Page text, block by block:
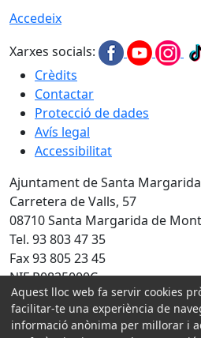
Accedeix
Xarxes socials:
Crèdits
Contactar
Protecció de dades
Avís legal
Accessibilitat
Ajuntament de Santa
Carretera de Valls, 57
08710 Santa Margarida de
Tel. 93 803 47 35
Fax 93 805 23 45
NIF P0825000C
Amb la col·laboració de:
Aquest lloc web fa servir cookies
facilitar-te una experiència de
informació anònima per millorar i